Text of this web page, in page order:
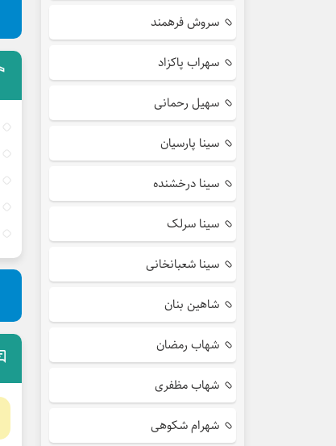
سروش فرهمند
سهراب پاکزاد
سهیل رحمانی
سینا پارسیان
سینا درخشنده
سینا سرلک
سینا شعبانخانی
شاهین بنان
شهاب رمضان
شهاب مظفری
شهرام شکوهی